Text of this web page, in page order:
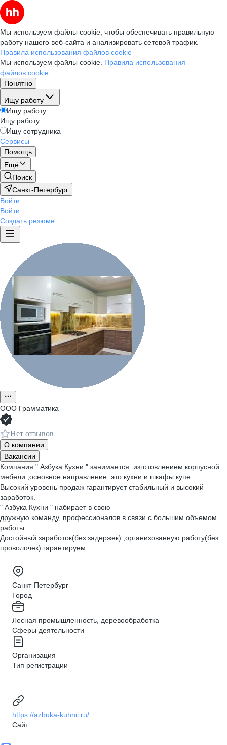
Мы используем файлы cookie, чтобы обеспечивать правильную
работу нашего веб-сайта и анализировать сетевой трафик.
Правила использования файлов cookie
Мы используем файлы cookie. Правила использования
файлов cookie
Понятно
Ищу работу
Ищу работу
Ищу работу
Ищу сотрудника
Сервисы
Помощь
Ещё
Поиск
Санкт-Петербург
Войти
Войти
Создать резюме
ООО Грамматика
Нет отзывов
О компании
Вакансии
Компания " Азбука Кухни " занимается изготовлением корпусной
мебели ,основное направление это кухни и шкафы купе.
Высокий уровень продаж гарантирует стабильный и высокий
заработок.
" Азбука Кухни " набирает в свою
дружную команду, профессионалов в связи с большим объемом
работы .
Достойный заработок(без задержек) ,организованную работу(без
проволочек) гарантируем.
Санкт-Петербург
Город
Лесная промышленность, деревообработка
Сферы деятельности
Организация
Тип регистрации
https://azbuka-kuhnii.ru/
Сайт